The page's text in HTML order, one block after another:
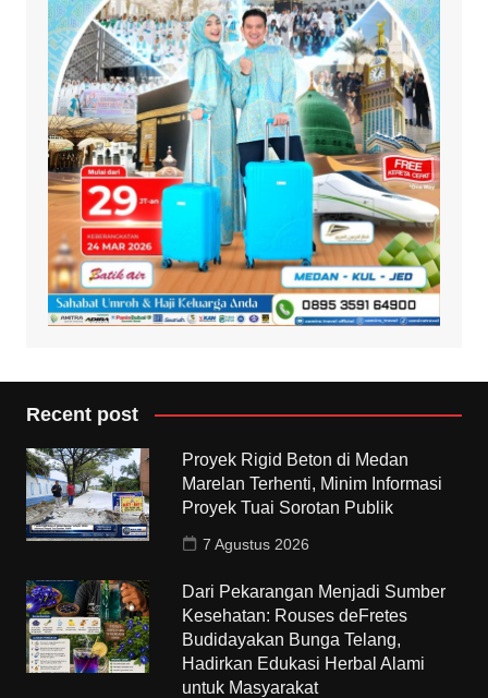
Recent post
Proyek Rigid Beton di Medan
Marelan Terhenti, Minim Informasi
Proyek Tuai Sorotan Publik
7 Agustus 2026
Dari Pekarangan Menjadi Sumber
Kesehatan: Rouses deFretes
Budidayakan Bunga Telang,
Hadirkan Edukasi Herbal Alami
untuk Masyarakat